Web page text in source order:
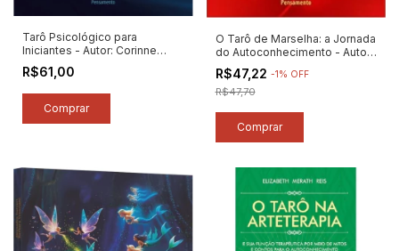
Tarô Psicológico para
Iniciantes - Autor: Corinne
Morel (2019) [novo]
R$61,00
O Tarô de Marselha: a Jornada
do Autoconhecimento - Autor:
Florian Parisse (2021)
[seminovo]
R$47,22 -1% OFF
R$47,70